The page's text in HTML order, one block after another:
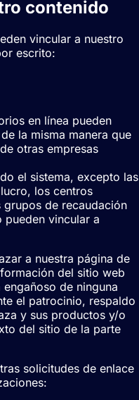
contenido
vincular a nuestro
escrito:
en línea pueden
la misma manera que
otras empresas
el sistema, excepto las
los centros
de recaudación
vincular a
a nuestra página de
del sitio web
de ninguna
el patrocinio, respaldo
y sus productos y/o
del sitio de la parte
solicitudes de enlace